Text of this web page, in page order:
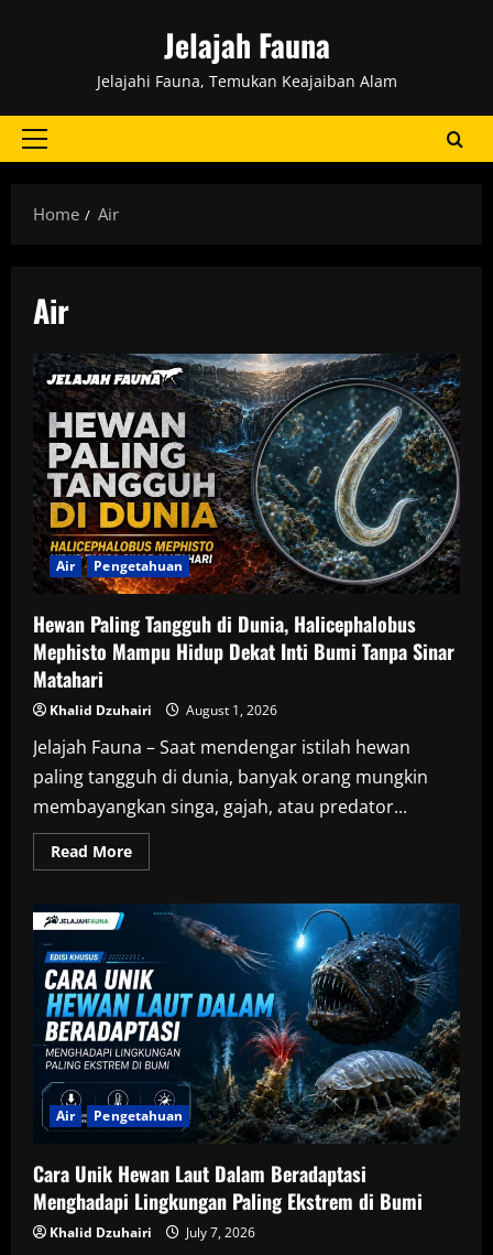
Jelajah Fauna
Jelajahi Fauna, Temukan Keajaiban Alam
Primary
Home
Air
Air
Air Pengetahuan
Hewan Paling Tangguh di Dunia, Halicephalobus
Mephisto Mampu Hidup Dekat Inti Bumi Tanpa Sinar
Matahari
Khalid Dzuhairi August 1, 2026
Jelajah Fauna – Saat mendengar istilah hewan
paling tangguh di dunia, banyak orang mungkin
membayangkan singa, gajah, atau predator...
Read MoreRead
more
Paling
Tangguh
Dunia,
Halicephalobus
Mephisto
Mampu
Hidup
Dekat
Inti
Bumi
Tanpa
Sinar
Matahari
Air Pengetahuan
Cara Unik Hewan Laut Dalam Beradaptasi
Menghadapi Lingkungan Paling Ekstrem di Bumi
Khalid Dzuhairi July 7, 2026